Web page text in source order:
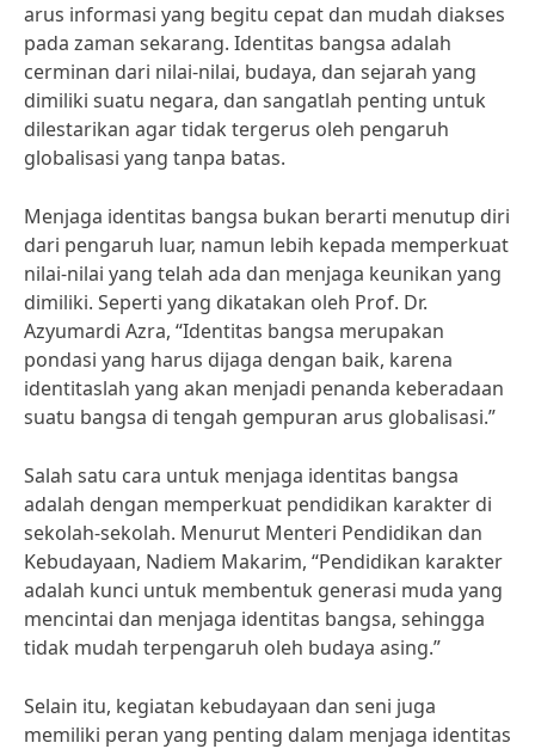
arus informasi yang begitu cepat dan mudah diakses
pada zaman sekarang. Identitas bangsa adalah
cerminan dari nilai-nilai, budaya, dan sejarah yang
dimiliki suatu negara, dan sangatlah penting untuk
dilestarikan agar tidak tergerus oleh pengaruh
globalisasi yang tanpa batas.
Menjaga identitas bangsa bukan berarti menutup diri
dari pengaruh luar, namun lebih kepada memperkuat
nilai-nilai yang telah ada dan menjaga keunikan yang
dimiliki. Seperti yang dikatakan oleh Prof. Dr.
Azyumardi Azra, “Identitas bangsa merupakan
pondasi yang harus dijaga dengan baik, karena
identitaslah yang akan menjadi penanda keberadaan
suatu bangsa di tengah gempuran arus globalisasi.”
Salah satu cara untuk menjaga identitas bangsa
adalah dengan memperkuat pendidikan karakter di
sekolah-sekolah. Menurut Menteri Pendidikan dan
Kebudayaan, Nadiem Makarim, “Pendidikan karakter
adalah kunci untuk membentuk generasi muda yang
mencintai dan menjaga identitas bangsa, sehingga
tidak mudah terpengaruh oleh budaya asing.”
Selain itu, kegiatan kebudayaan dan seni juga
memiliki peran yang penting dalam menjaga identitas